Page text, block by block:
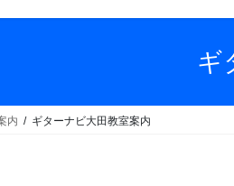
ギ
内 ギターナビ大田教室案内